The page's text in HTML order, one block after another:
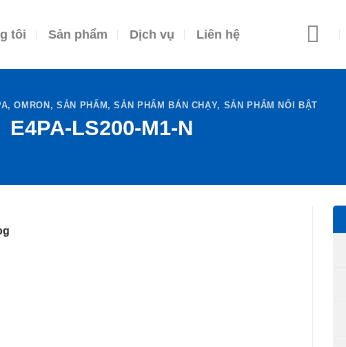
tôi Sản phẩm Dịch vụ Liên hệ
,OMRON , SẢN PHẨM ,SẢN PHẨM BÁN CHẠY, SẢN PHẨM NỔI BẬT
E4PA-LS200-M1-N